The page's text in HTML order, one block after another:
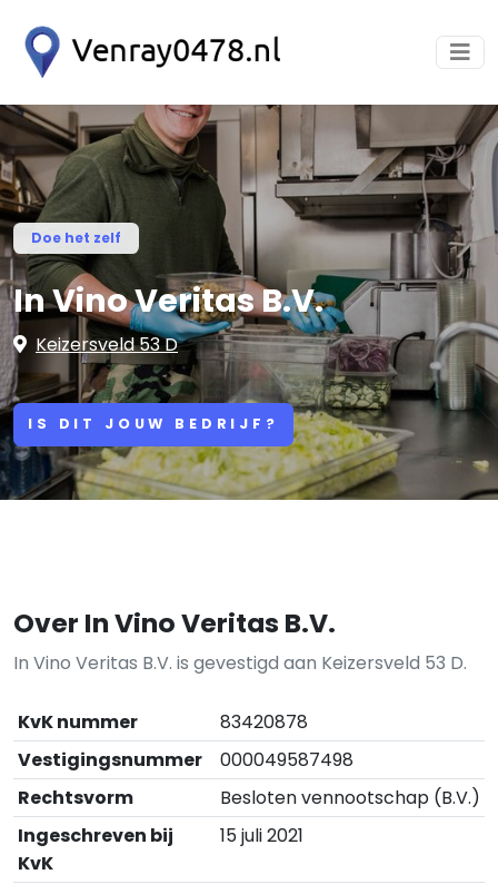
Doe het zelf
In Vino Veritas B.V.
Keizersveld 53 D
IS DIT JOUW BEDRIJF?
Over In Vino Veritas B.V.
In Vino Veritas B.V. is gevestigd aan Keizersveld 53 D.
KvK nummer
83420878
Vestigingsnummer
000049587498
Rechtsvorm
Besloten vennootschap (B.V.)
Ingeschreven bij
KvK
15 juli 2021